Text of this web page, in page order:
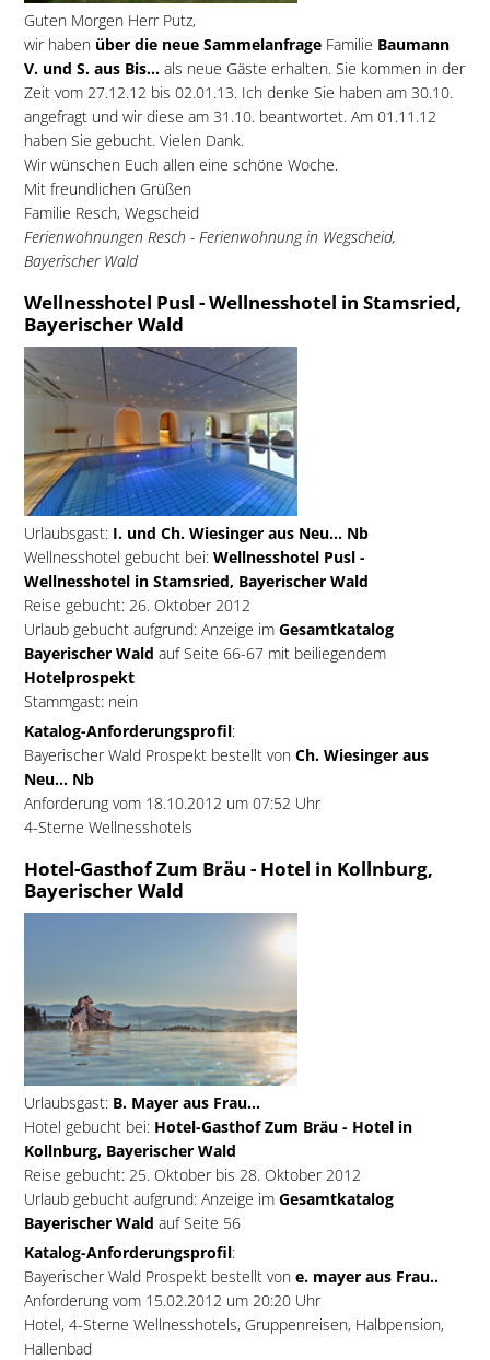
Guten Morgen Herr Putz,
wir haben über die neue Sammelanfrage Familie Baumann
V. und S. aus Bis...als neue Gäste erhalten. Sie kommen in der
Zeit vom 27.12.12 bis 02.01.13. Ich denke Sie haben am 30.10.
angefragt und wir diese am 31.10. beantwortet. Am 01.11.12
haben Sie gebucht. Vielen Dank.
Wir wünschen Euch allen eine schöne Woche.
Mit freundlichen Grüßen
Familie Resch, Wegscheid
Ferienwohnungen Resch - Ferienwohnung in Wegscheid,
Bayerischer Wald
Wellnesshotel Pusl - Wellnesshotel in Stamsried,
Bayerischer Wald
Urlaubsgast:I. und Ch. Wiesinger aus Neu... Nb
Wellnesshotel gebucht bei:Wellnesshotel Pusl -
Wellnesshotel in Stamsried, Bayerischer Wald
Reise gebucht: 26. Oktober 2012
Urlaub gebucht aufgrund: Anzeige im Gesamtkatalog
Bayerischer Wald auf Seite 66-67 mit beiliegendem
Hotelprospekt
Stammgast: nein
Katalog-Anforderungsprofil:
Bayerischer Wald Prospekt bestellt von Ch. Wiesinger aus
Neu... Nb
Anforderung vom 18.10.2012 um 07:52 Uhr
4-Sterne Wellnesshotels
Hotel-Gasthof Zum Bräu - Hotel in Kollnburg,
Bayerischer Wald
Urlaubsgast:B. Mayer aus Frau...
Hotel gebucht bei:Hotel-Gasthof Zum Bräu - Hotel in
Kollnburg, Bayerischer Wald
Reise gebucht: 25. Oktober bis 28. Oktober 2012
Urlaub gebucht aufgrund: Anzeige im Gesamtkatalog
Bayerischer Wald auf Seite 56
Katalog-Anforderungsprofil:
Bayerischer Wald Prospekt bestellt von e. mayer aus Frau..
Anforderung vom 15.02.2012 um 20:20 Uhr
Hotel, 4-Sterne Wellnesshotels, Gruppenreisen, Halbpension,
Hallenbad